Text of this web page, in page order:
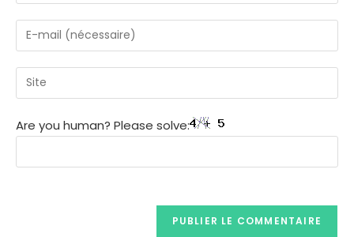
Are you human? Please solve: